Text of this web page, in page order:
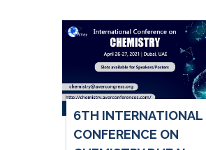
6TH INTERNATIONAL
CONFERENCE ON